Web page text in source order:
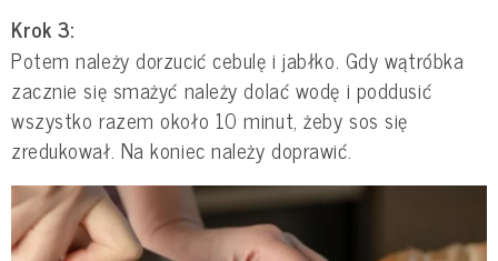
Krok 3:
Potem należy dorzucić cebulę i jabłko. Gdy wątróbka
zacznie się smażyć należy dolać wodę i poddusić
wszystko razem około 10 minut, żeby sos się
zredukował. Na koniec należy doprawić.